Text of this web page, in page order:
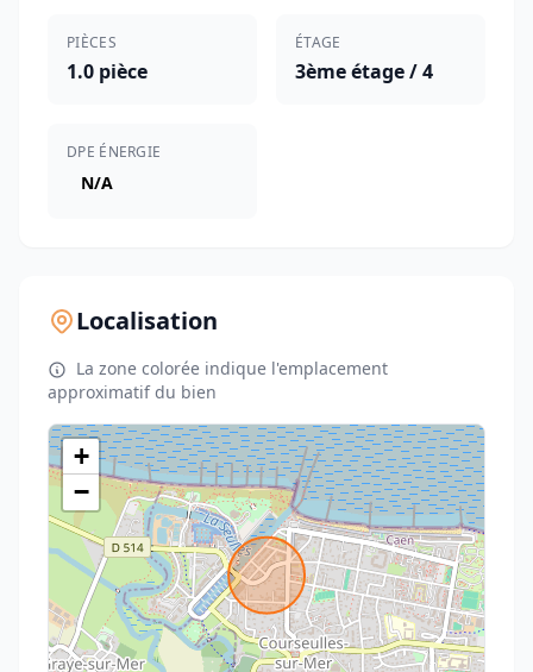
PIÈCES
1.0 pièce
ÉTAGE
3ème étage / 4
DPE ÉNERGIE
N/A
Localisation
La zone colorée indique l'emplacement
approximatif du bien
+
−